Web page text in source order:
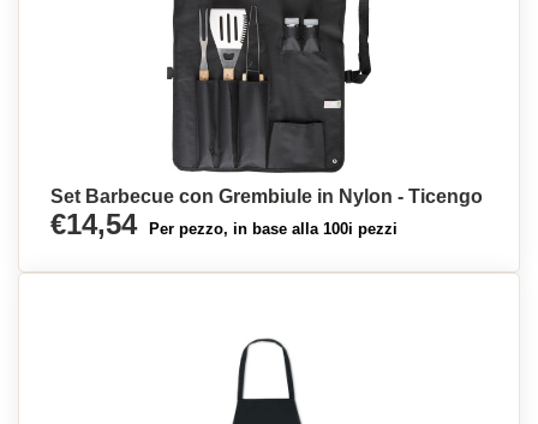
Set Barbecue con Grembiule in Nylon - Ticengo
€14,54 Per pezzo, in base alla 100i pezzi